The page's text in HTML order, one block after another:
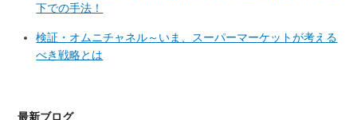
下での手法！
検証・オムニチャネル～いま、スーパーマーケットが考える
べき戦略とは
最新ブログ